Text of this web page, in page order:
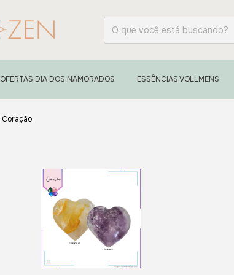
OFERTAS DIA DOS NAMORADOS ESSÊNCIAS VOLLMENS
Coração